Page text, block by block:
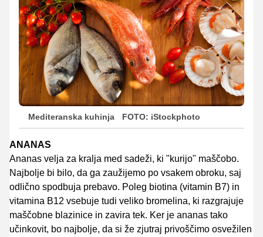
Mediteranska kuhinja FOTO: iStockphoto
ANANAS
Ananas velja za kralja med sadeži, ki "kurijo" maščobo.
Najbolje bi bilo, da ga zaužijemo po vsakem obroku, saj
odlično spodbuja prebavo. Poleg biotina (vitamin B7) in
vitamina B12 vsebuje tudi veliko bromelina, ki razgrajuje
maščobne blazinice in zavira tek. Ker je ananas tako
učinkovit, bo najbolje, da si že zjutraj privoščimo osvežilen